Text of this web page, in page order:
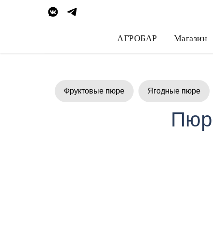
АГРОБАР Магазин
Фруктовые пюре Ягодные пюре